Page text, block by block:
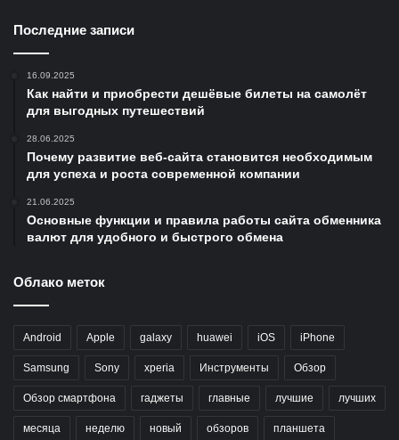
Последние записи
16.09.2025
Как найти и приобрести дешёвые билеты на самолёт
для выгодных путешествий
28.06.2025
Почему развитие веб-сайта становится необходимым
для успеха и роста современной компании
21.06.2025
Основные функции и правила работы сайта обменника
валют для удобного и быстрого обмена
Облако меток
Android Apple galaxy huawei iOS iPhone
Samsung Sony xperia Инструменты Обзор
Обзор смартфона гаджеты главные лучшие лучших
месяца неделю новый обзоров планшета